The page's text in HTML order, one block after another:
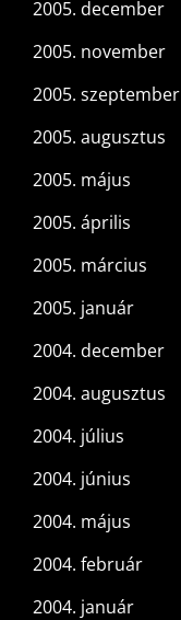
2005. december
2005. november
2005. szeptember
2005. augusztus
2005. május
2005. április
2005. március
2005. január
2004. december
2004. augusztus
2004. július
2004. június
2004. május
2004. február
2004. január